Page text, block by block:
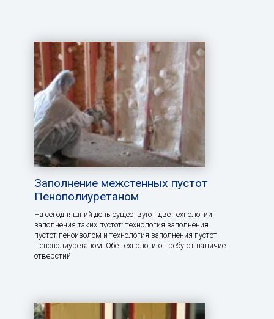
Заполнение межстенных пустот
Пенополиуретаном
На сегодняшний день существуют две технологии
заполнения таких пустот: технология заполнения
пустот пеноизолом и технология заполнения пустот
Пенополиуретаном. Обе технологию требуют наличие
отверстий